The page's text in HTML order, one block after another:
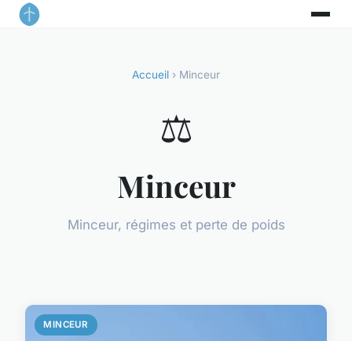
Accueil › Minceur
⚖️
Minceur
Minceur, régimes et perte de poids
MINCEUR